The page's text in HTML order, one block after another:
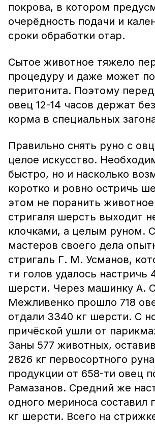
покрова, в котором
очерёдность подачи и
сроки обработки отар.
Сытое животное тяжело
процедуру и даже может
перитонита. Поэтому
овец 12-14 часов держат
корма в специальных
Правильно снять руно с
целое искусство.
быстро, но и насколько
коротко и ровно остричь
этом не поранить
стригаля шерсть выходит
клочками, а целым руном.
мастеров своего дела
стригаль Г. М. Усманов,
ти голов удалось настричь
шерсти. Через машинку А.
Межливенко прошло 718
отдали 3340 кг шерсти. С
причёской ушли от
Заны 577 животных,
2826 кг первосортного
продукции от 658-ти овец
Рамазанов. Средний же
одного мериноса составил
кг шерсти. Всего на